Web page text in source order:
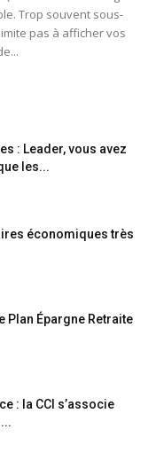
Trop souvent sous-
pas à afficher vos
: Leader, vous avez
les...
économiques très
Plan Épargne Retraite
: la CCI s’associe